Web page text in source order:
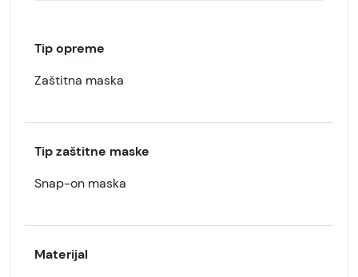
Tip opreme
Zaštitna maska
Tip zaštitne maske
Snap-on maska
Materijal